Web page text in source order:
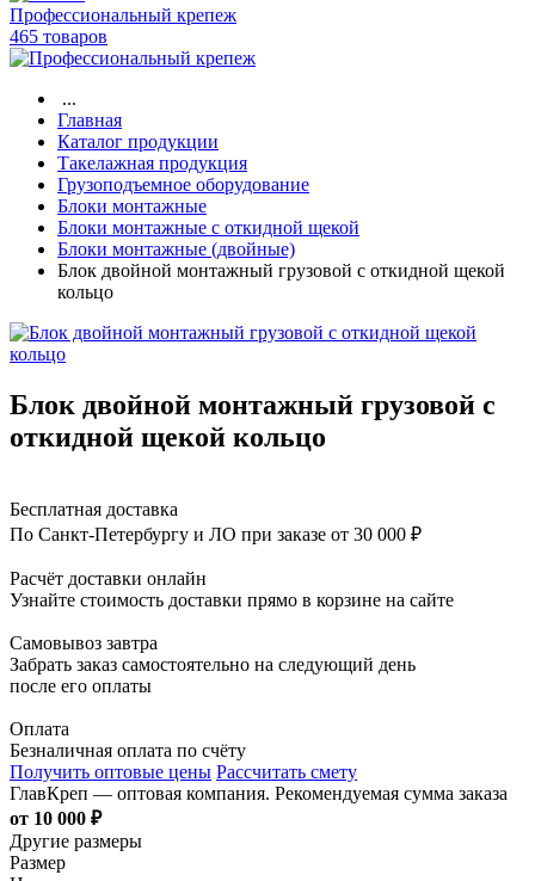
Профессиональный крепеж
465 товаров
...
Главная
Каталог продукции
Такелажная продукция
Грузоподъемное оборудование
Блоки монтажные
Блоки монтажные с откидной щекой
Блоки монтажные (двойные)
Блок двойной монтажный грузовой с откидной щекой
кольцо
Блок двойной монтажный грузовой с
откидной щекой кольцо
Бесплатная доставка
По Санкт-Петербургу и ЛО при заказе от 30 000 ₽
Расчёт доставки онлайн
Узнайте стоимость доставки прямо в корзине на сайте
Самовывоз завтра
Забрать заказ самостоятельно на следующий день
после его оплаты
Оплата
Безналичная оплата по счёту
Получить оптовые цены Рассчитать смету
ГлавКреп — оптовая компания. Рекомендуемая сумма заказа
от 10 000 ₽
Другие размеры
Размер